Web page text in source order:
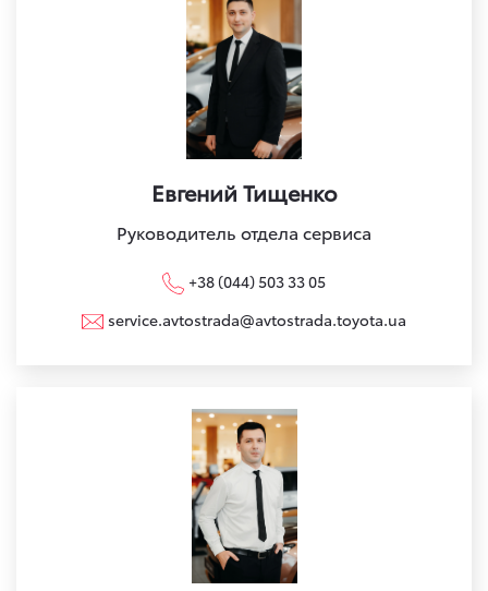
Евгений Тищенко
Руководитель отдела сервиса
+38 (044) 503 33 05
service.avtostrada@avtostrada.toyota.ua